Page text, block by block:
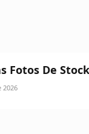
Fotos De Stock
2026